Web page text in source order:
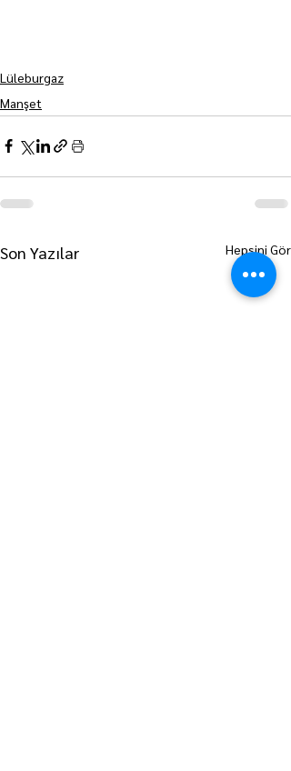
Lüleburgaz
Manşet
Son Yazılar Hepsini Gör